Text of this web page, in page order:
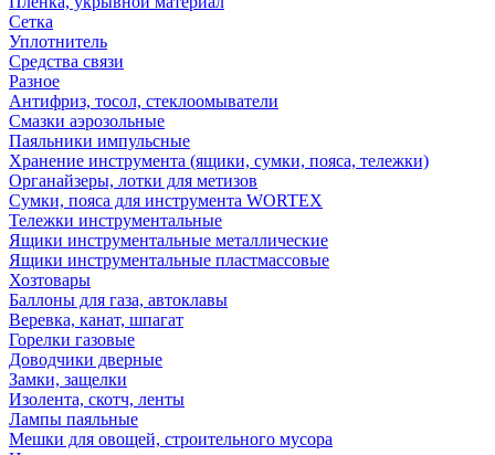
Сетка
Уплотнитель
Средства связи
Разное
Антифриз, тосол, стеклоомыватели
Смазки аэрозольные
Паяльники импульсные
Хранение инструмента (ящики, сумки, пояса, тележки)
Органайзеры, лотки для метизов
Сумки, пояса для инструмента WORTEX
Тележки инструментальные
Ящики инструментальные металлические
Ящики инструментальные пластмассовые
Хозтовары
Баллоны для газа, автоклавы
Веревка, канат, шпагат
Горелки газовые
Доводчики дверные
Замки, защелки
Изолента, скотч, ленты
Лампы паяльные
Мешки для овощей, строительного мусора